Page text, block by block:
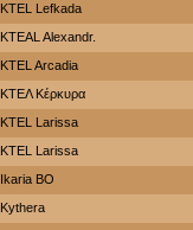
KTEL Lefkada
KTEAL Alexandr.
KTEL Arcadia
ΚΤΕΛ Κέρκυρα
KTEL Larissa
KTEL Larissa
Ikaria BO
Kythera